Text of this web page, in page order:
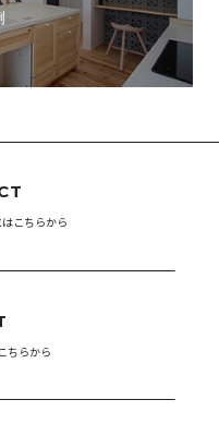
こちらから
ちらから